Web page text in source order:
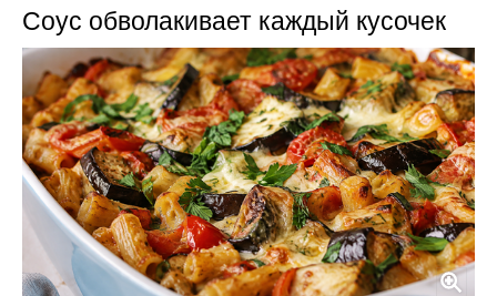
Соус обволакивает каждый кусочек